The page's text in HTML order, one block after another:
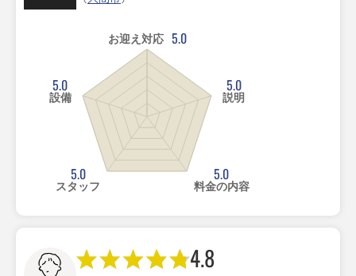
お迎え対応 5.0
5.0
説明
5.0
料金の内容
5.0
スタッフ
5.0
設備
4.8